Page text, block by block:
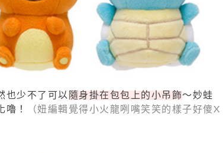
也少不了可以 隨身掛在包包上的小吊飾～妙蛙
嚕！
（妞編輯覺得小火龍咧嘴笑笑的樣子好傻X